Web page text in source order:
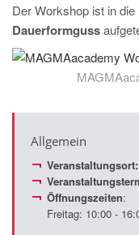
Der Workshop ist in
Dauerformguss
Allgemein
Veranstaltungsort:
Öffnungszeiten:
Freitag: 10:00 -